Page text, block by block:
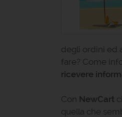
degli ordini ed
fare? Come
ricevere
Con NewCart
quella che